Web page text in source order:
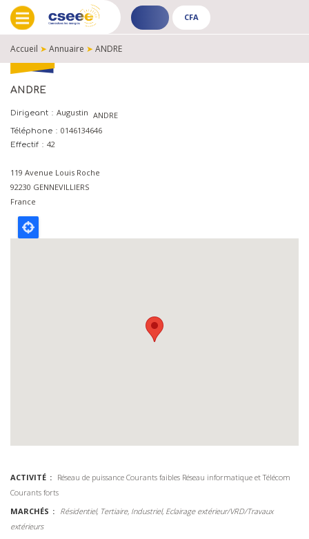
ADHÉRENT
PUBLIC
CFA
PUBLIC
CFA
FIL
Accueil ➤Annuaire ➤ANDRE
ANDRE
Dirigeant Augustin ANDRE
Téléphone 0146134646
Effectif 42
119 Avenue Louis Roche
92230 GENNEVILLIERS
France
ACTIVITÉ Réseau de puissance Courants faibles Réseau informatique et Télécom
Courants forts
MARCHÉS
Résidentiel, Tertiaire, Industriel, Eclairage extérieur/VRD/Travaux
extérieurs